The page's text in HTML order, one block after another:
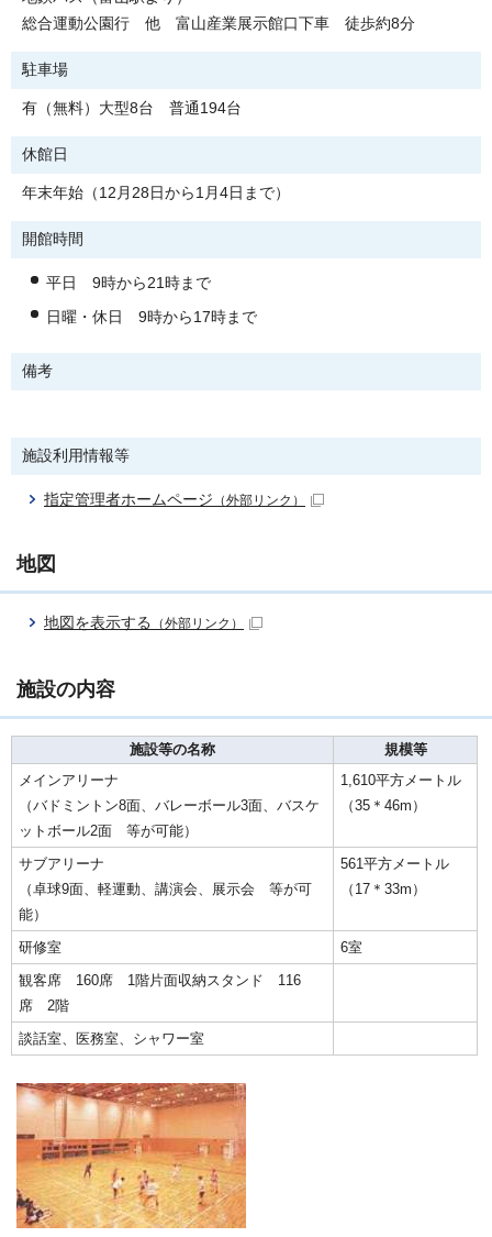
総合運動公園行 他 富山産業展示館口下車 徒歩約8分
駐車場
有（無料）大型8台 普通194台
休館日
年末年始（12月28日から1月4日まで）
開館時間
平日 9時から21時まで
日曜・休日 9時から17時まで
備考
施設利用情報等
指定管理者ホームページ （外部リンク）
地図
地図を表示する （外部リンク）
施設の内容
施設等の名称
規模等
メインアリーナ
（バドミントン8面、バレーボール3面、バスケ
ットボール2面 等が可能）
1,610平方メートル
（35＊46m）
サブアリーナ
（卓球9面、軽運動、講演会、展示会 等が可
能）
561平方メートル
（17＊33m）
研修室
6室
観客席 160席 1階片面収納スタンド 116
席 2階
談話室、医務室、シャワー室